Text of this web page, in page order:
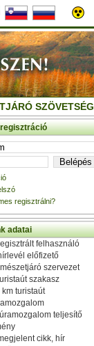
SZÖVETSÉG
regisztrálni?
adatai
felhasználó
előfizető
szervezet
szakasz
km turistaút
teljesítő
cikk, hír